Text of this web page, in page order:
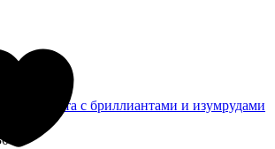
золота с бриллиантами и изумрудами